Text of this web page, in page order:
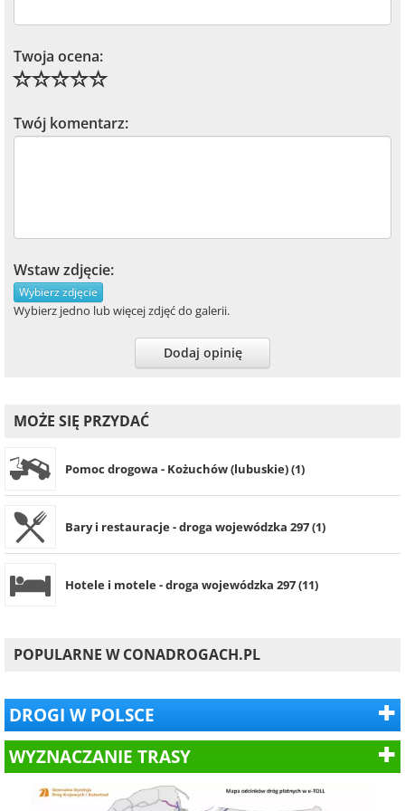
Twoja ocena:
Twój komentarz:
Wstaw zdjęcie:
Wybierz zdjęcie
Wybierz jedno lub więcej zdjęć do galerii.
Dodaj opinię
MOŻE SIĘ PRZYDAĆ
Pomoc drogowa - Kożuchów (lubuskie) (1)
Bary i restauracje - droga wojewódzka 297 (1)
Hotele i motele - droga wojewódzka 297 (11)
POPULARNE W CONADROGACH.PL
DROGI W POLSCE
WYZNACZANIE TRASY